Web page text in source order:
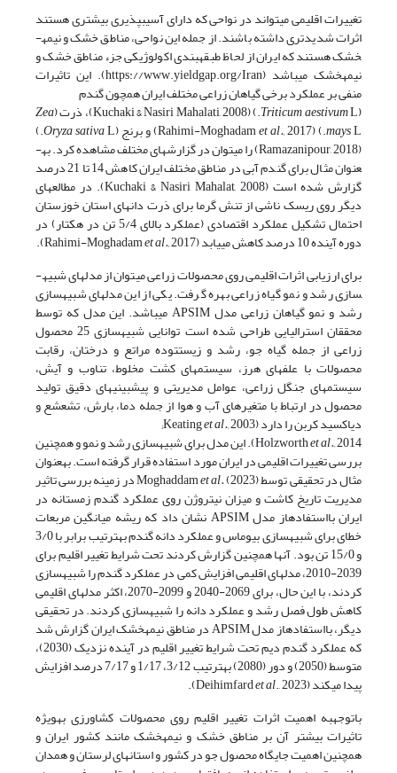
تغییرات اقلیمی می­تواند در نواحی که دارای آسیب­پذیری بیشتری هستند
اثرات شدیدتری داشته باشند. از جمله این نواحی، مناطق خشک و نیمه­
خشک هستند که ایران از لحاظ طبقه­بندی اکولوژیکی جزء مناطق خشک و
نیمه­خشک می­باشد (https://www.yieldgap.org/Iran). این تاثیرات
منفی بر عملکرد برخی گیاهان زراعی مختلف ایران همچون گندم
(
Triticum aestivumL.) (Kuchaki & Nasiri Mahalati, 2008)، ذرت ( Zea
maysL.) (Rahimi-Moghadam
et al.,2017) و برنج ( Oryza sativa
L.)
(Ramazanipour, 2018) را می­توان در گزارش­های مختلف مشاهده کرد. به­
عنوان مثال برای گندم آبی در مناطق مختلف ایران کاهش 14 تا 21 درصد
گزارش شده است (Kuchaki & Nasiri Mahalat, 2008). در مطالعه­ای
دیگر روی ریسک ناشی از تنش گرما برای ذرت دانه­ای استان خوزستان
احتمال تشکیل عملکرد اقتصادی (عملکرد بالای 5/4 تن در هکتار) در
دوره آینده 10 درصد کاهش می­یابد (Rahimi-Moghadam et al.,2017).
برای ارزیابی اثرات اقلیمی روی محصولات زراعی می­توان از مدل­های شبیه­
سازی رشد و نمو گیاه زراعی بهره گرفت. یکی از این مدل­های شبیه­سازی
رشد و نمو گیاهان زراعی مدل APSIM می­باشد. این مدل که توسط
محققان استرالیایی طراحی شده است توانایی شبیه­سازی 25 محصول
زراعی از جمله گیاه جو، رشد و زیست­توده مراتع و درختان، رقابت
محصولات با علف­های هرز، سیستم­های کشت مخلوط، تناوب و آیش،
سیستم­های جنگل زراعی، عوامل مدیریتی و پیش­بینی­های دقیق تولید
محصول در ارتباط با متغیرهای آب و هوا از جمله دما، بارش، تشعشع و
دی­اکسید کربن را دارد (Keating et al.,2003;
Holzworthet al., 2014). این مدل برای شبیه­سازی رشد و نمو و همچنین
بررسی تغییرات اقلیمی در ایران مورد استفاده قرار گرفته است. به­عنوان
مثال در تحقیقی توسط Moghaddam et al. (2023) در زمینه بررسی تاثیر
مدیریت تاریخ کاشت و میزان نیتروژن روی عملکرد گندم زمستانه در
ایران با­استفاده­از مدل APSIM نشان داد که ریشه میانگین مربعات
خطای برای شبیه­سازی بیوماس و عملکرد دانه گندم به­ترتیب برابر با 3/0
و 15/0 تن بود. آن­ها همچنین گزارش کردند تحت شرایط تغییر اقلیم برای
2039-2010، مدل­های اقلیمی افزایش کمی در عملکرد گندم را شبیه­سازی
کردند، با این حال، برای 2069-2040 و 2099-2070، اکثر مدل­های اقلیمی
کاهش طول فصل رشد و عملکرد دانه را شبیه­سازی کردند. در تحقیقی
دیگر، با­استفاده­از مدل APSIM در مناطق نیمه­خشک ایران گزارش شد
که عملکرد گندم دیم تحت شرایط تغییر اقلیم در آینده نزدیک (2030)،
متوسط (2050) و دور (2080) به­ترتیب 3/12، 1/17 و 7/17 درصد افزایش
پیدا می­کند (Deihimfard et al., 2023).
با­توجه­به اهمیت اثرات تغییر اقلیم روی محصولات کشاورزی به­ویژه
تاثیرات بیشتر آن بر مناطق خشک و نیمه­خشک مانند کشور ایران و
همچنین اهمیت جایگاه محصول جو در کشور و استان­های لرستان و همدان